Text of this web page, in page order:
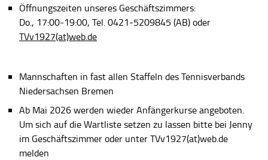
Öffnungszeiten unseres Geschäftszimmers:
Do., 17:00-19:00, Tel. 0421-5209845 (AB) oder
TVv1927(at)web.de
Mannschaften in fast allen Staffeln des Tennisverbands
Niedersachsen Bremen
Ab Mai 2026 werden wieder Anfängerkurse angeboten.
Um sich auf die Wartliste setzen zu lassen bitte bei Jenny
im Geschäftszimmer oder unter TVv1927(at)web.de
melden